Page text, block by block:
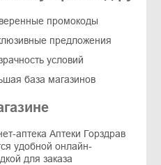
промокоды
предложения
условий
база магазинов
аптека Аптеки Горздрав
удобной онлайн-
для заказа